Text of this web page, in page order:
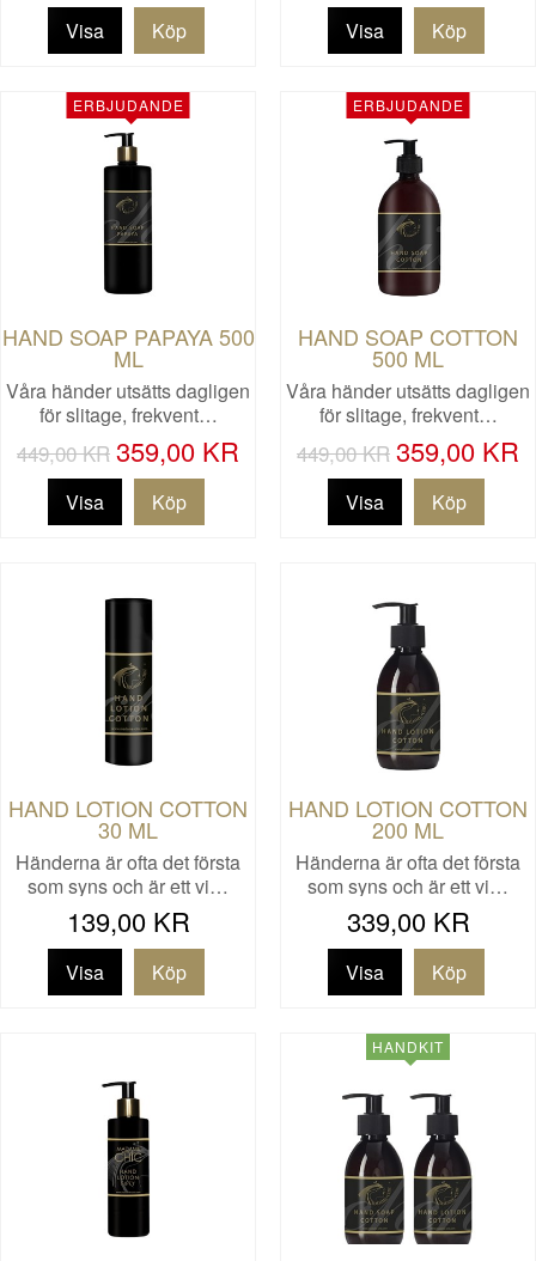
Visa Visa
ERBJUDANDE
HAND SOAP PAPAYA 500
ML
Våra händer utsätts dagligen
för slitage, frekvent…
449,00 KR 359,00 KR
Visa
ERBJUDANDE
HAND SOAP COTTON
500 ML
Våra händer utsätts dagligen
för slitage, frekvent…
449,00 KR 359,00 KR
Visa
HAND LOTION COTTON
30 ML
Händerna är ofta det första
som syns och är ett vi…
139,00 KR
Visa
HAND LOTION COTTON
200 ML
Händerna är ofta det första
som syns och är ett vi…
339,00 KR
Visa
HANDKIT